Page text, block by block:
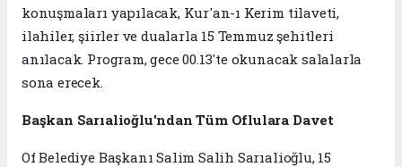
konuşmaları yapılacak, Kur'an-ı Kerim tilaveti,
ilahiler, şiirler ve dualarla 15 Temmuz şehitleri
anılacak. Program, gece 00.13'te okunacak salalarla
sona erecek.
Başkan Sarıalioğlu'ndan Tüm Oflulara Davet
Of Belediye Başkanı Salim Salih Sarıalioğlu, 15